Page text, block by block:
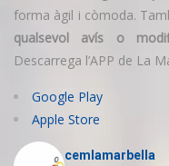
forma àgil i còmoda.
qualsevol avís o
Descarrega l’APP de La
Google Play
Apple Store
cemlamarbella